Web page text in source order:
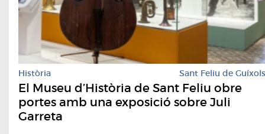
Història Sant Feliu de Guíxols
El Museu d’Història de Sant Feliu obre
portes amb una exposició sobre Juli
Garreta